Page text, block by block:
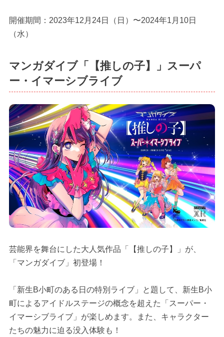
開催期間：2023年12月24日（日）〜2024年1月10日
（水）
マンガダイブ「【推しの子】」スーパ
ー・イマーシブライブ
芸能界を舞台にした大人気作品「【推しの子】」が、
「マンガダイブ」初登場！
「新生B小町のある日の特別ライブ」と題して、新生B小
町によるアイドルステージの概念を超えた「スーパー・
イマーシブライブ」が楽しめます。また、キャラクター
たちの魅力に迫る没入体験も！